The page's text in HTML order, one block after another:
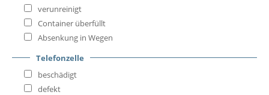
verunreinigt
Container überfüllt
Absenkung in Wegen
Telefonzelle
beschädigt
defekt